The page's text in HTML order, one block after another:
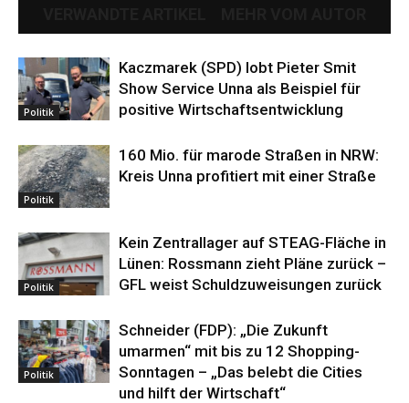
Politik
Kaczmarek (SPD) lobt Pieter Smit
Show Service Unna als Beispiel für
positive Wirtschaftsentwicklung
Politik
160 Mio. für marode Straßen in NRW:
Kreis Unna profitiert mit einer Straße
Politik
Kein Zentrallager auf STEAG-Fläche in
Lünen: Rossmann zieht Pläne zurück –
GFL weist Schuldzuweisungen zurück
Politik
Schneider (FDP): „Die Zukunft
umarmen“ mit bis zu 12 Shopping-
Sonntagen – „Das belebt die Cities
und hilft der Wirtschaft“